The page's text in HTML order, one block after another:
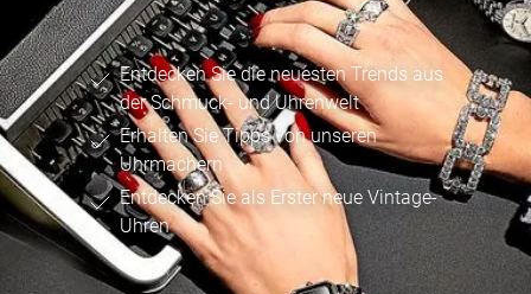
Entdecken Sie die neuesten Trends aus
der Schmuck- und Uhrenwelt
Erhalten Sie Tipps von unseren
Uhrmachern
Entdecken Sie als Erster neue Vintage-
Uhren